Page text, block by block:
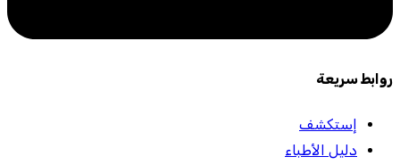
روابط سريعة
إستكشف
دليل الأطباء